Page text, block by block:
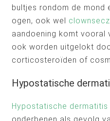
bultjes rondom de mond
ogen, ook wel
aandoening komt vooral
ook worden uitgelokt
corticosteroïden of
Hypostatische
Hypostatische dermatitis